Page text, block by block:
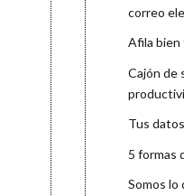
correo
Afila
Cajón de
Tus
5 formas
Somos lo